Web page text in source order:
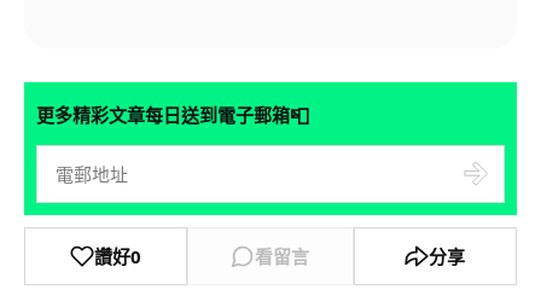
更多精彩文章每日送到電子郵箱📮
讚好0 看留言 分享